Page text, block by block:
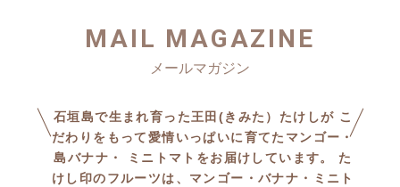
見た目の緑色から想像できな
濃厚なオレンジ色の果肉は
魅惑のマンゴーです。
食べ頃まで常温で子育てして
いつ終わってもおかしくない
です。
まだ食べていない方
是非ポチっとしてくださいね(*
^^*)
MAIL MAGAZINE
石垣島で生まれ育った王田(きみた）たけしが こ
だわりをもって愛情いっぱいに育てたマンゴー・
島バナナ・ ミニトマトをお届けしています。 た
けし印のフルーツは、マンゴー・バナナ・ミニト